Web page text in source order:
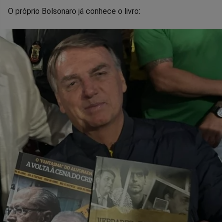
O próprio Bolsonaro já conhece o livro: